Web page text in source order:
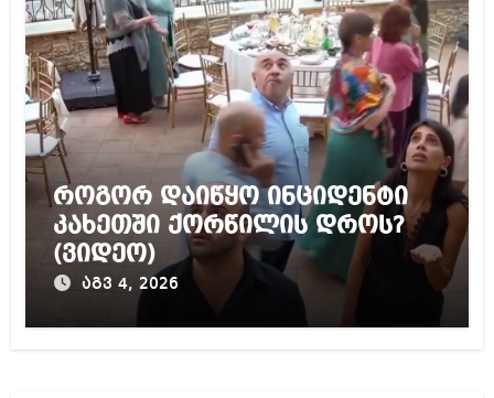
როგორ დაიწყო ინციდენტი
კახეთში ქორწილის დროს?
(ვიდეო)
აგვ 4, 2026